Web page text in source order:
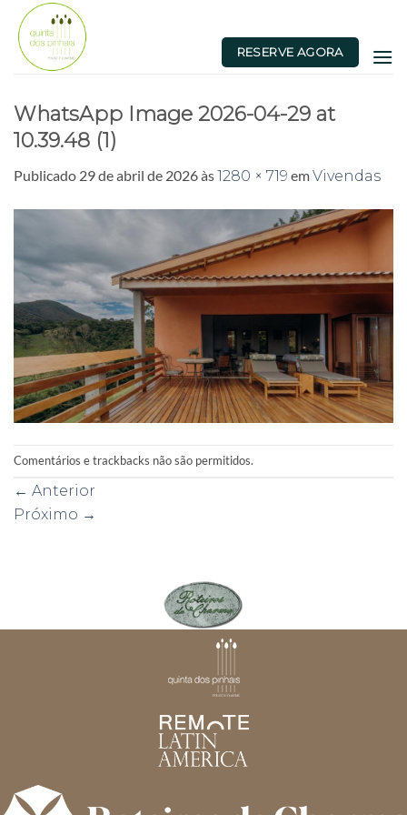
Skip
content
RESERVE AGORA
WhatsApp Image 2026-04-29 at
10.39.48 (1)
Publicado 29 de abril de 2026às1280 × 719 emVivendas
Comentários e trackbacks não são permitidos.
← Anterior
Próximo →